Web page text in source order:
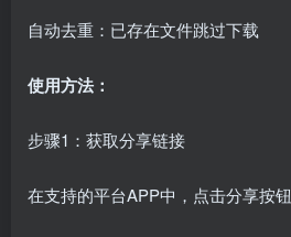
自动去重：已存在文件跳过下载
使用方法：
步骤1：获取分享链接
在支持的平台APP中，点击分享按